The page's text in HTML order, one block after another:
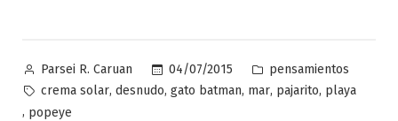
Publicado
por
Parsei R. Caruan 04/07/2015
Publicado
en
pensamientos
Etiquetas:
crema solar, desnudo, gato batman, mar, pajarito, playa
, popeye